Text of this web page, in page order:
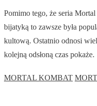
Pomimo tego, że seria
bijatyką to zawsze była
kultową. Ostatnio odnosi
kolejną odsłoną czas pokaże.
MORTAL KOMBAT